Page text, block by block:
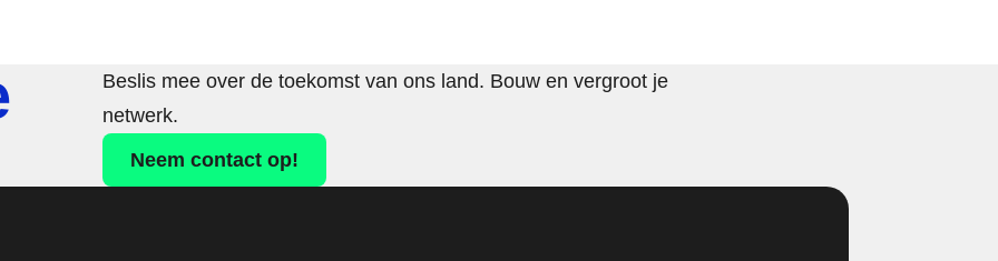
Beslis mee over de toekomst van ons land. Bouw en vergroot je
netwerk.
Neem contact op!